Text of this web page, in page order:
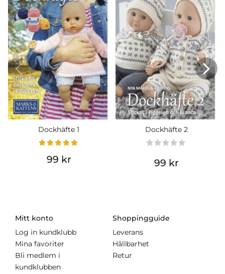
Dockhäfte 1
99 kr
Dockhäfte 2
99 kr
Mitt konto
Log in kundklubb
Mina favoriter
Bli medlem i
kundklubben
Shoppingguide
Leverans
Hållbarhet
Retur